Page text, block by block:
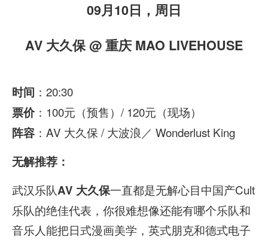
09月10日，周日
AV 大久保@ 重庆 MAO LIVEHOUSE
时间 ：20:30
票价：100元（预售）/ 120元（现场）
阵容 ：AV 大久保 / 大波浪／ Wonderlust King
无解推荐：
武汉乐队AV 大久保一直都是无解心目中国产Cult
乐队的绝佳代表，你很难想像还能有哪个乐队和
音乐人能把日式漫画美学，英式朋克和德式电子